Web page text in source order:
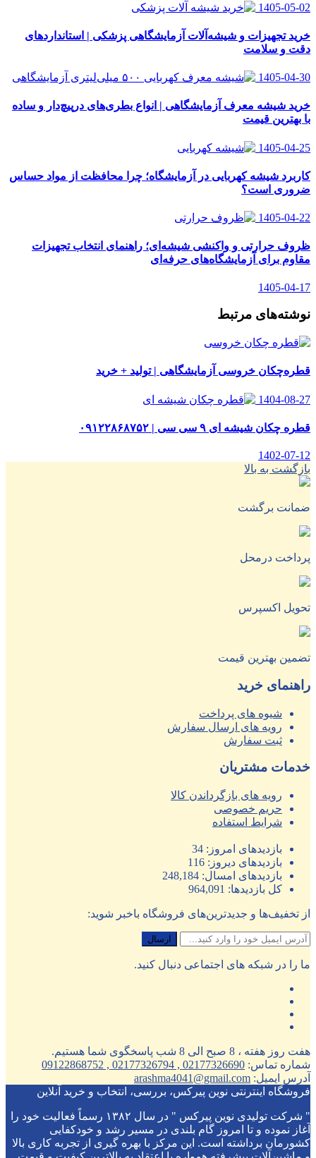
1405-05-02
خرید تجهیزات و شیشه‌آلات آزمایشگاهی پزشکی | استانداردهای
دقت و سلامت
1405-04-30
خرید شیشه معرف آزمایشگاهی | انواع بطری‌های در‌پیچ‌دار و ساده
با بهترین قیمت
1405-04-25
کاربرد شیشه کهربایی در آزمایشگاه؛ چرا محافظت از مواد حساس
ضروری است؟
1405-04-22
ظروف حرارتی و واکنشی شیشه‌ای؛ راهنمای انتخاب تجهیزات
مقاوم برای آزمایشگاه‌های حرفه‌ای
1405-04-17
نوشته‌های مرتبط
قطره‌چکان خروسی آزمایشگاهی | تولید + خرید
1404-08-27
قطره چکان شیشه ای ۹ سی سی | ۰۹۱۲۲۸۶۸۷۵۲
1402-07-12
بازگشت به بالا
ضمانت برگشت
پرداخت درمحل
تحویل اکسپرس
تضمین بهترین قیمت
راهنمای خرید
شیوه های پرداخت
رویه های ارسال سفارش
ثبت سفارش
خدمات مشتریان
رویه های بازگرداندن کالا
حریم خصوصی
شرایط استفاده
بازدیدهای امروز: 34
بازدیدهای دیروز: 116
بازدیدهای امسال: 248,184
کل بازدیدها: 964,091
از تخفیف‌ها و جدیدترین‌های فروشگاه باخبر شوید:
ما را در شبکه های اجتماعی دنبال کنید.
هفت روز هفته ، 8 صبح الی 8 شب پاسخگوی شما هستیم.
شماره تماس: 02177326690 , 02177326794 , 09122868752
آدرس ایمیل: arashma4041@gmail.com
فروشگاه اینترنتی نوین پیرکس، بررسی، انتخاب و خرید آنلاین
" شرکت تولیدی نوین پیرکس " در سال ۱۳۸۲ رسماً فعالیت خود را
آغاز نموده و تا امروز گام بلندی در مسیر رشد و خودکفایی
کشورمان برداشته است. این مرکز با بهره گیری از تجربه کاری بالا